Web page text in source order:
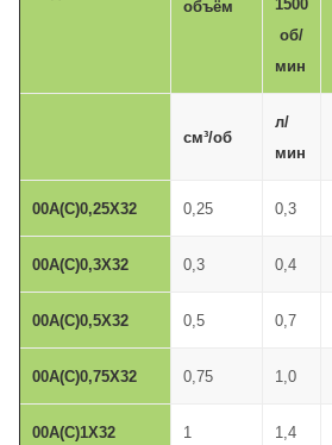
объём
1500
об/
мин
см³/об
л/
мин
00A(C)0,25X32 0,25 0,3
00A(C)0,3X32 0,3 0,4
00A(C)0,5X32 0,5 0,7
00A(C)0,75X32 0,75 1,0
00A(C)1X32 1 1,4